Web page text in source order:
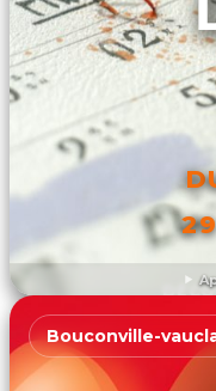
Bouconville-